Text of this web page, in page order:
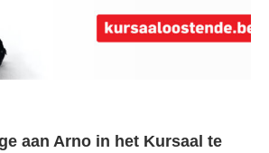
aan Arno in het Kursaal te